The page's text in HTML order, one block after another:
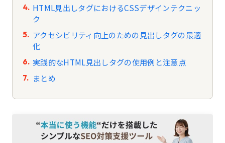
HTML見出しタグにおけるCSSデザインテクニッ
ク
アクセシビリティ向上のための見出しタグの最適
化
実践的なHTML見出しタグの使用例と注意点
まとめ